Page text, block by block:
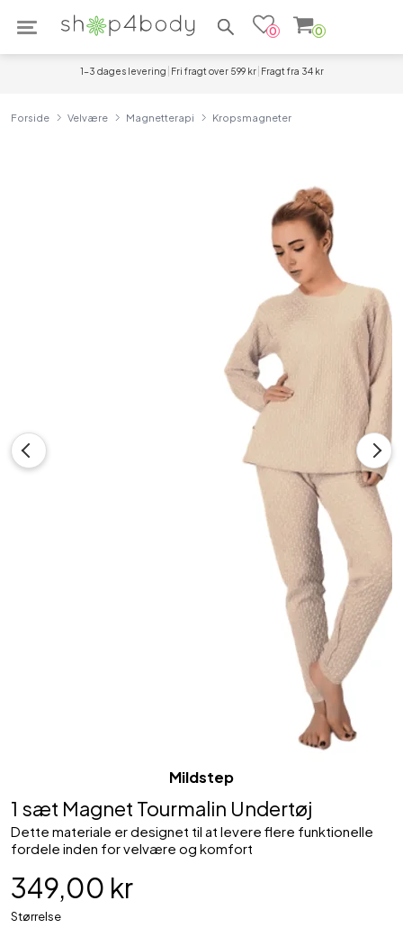
Søg efter produkter
0 0
1-3 dages levering Fri fragt over 599 kr Fragt fra 34 kr
Forside Velvære Magnetterapi Kropsmagneter
Mildstep
1 sæt Magnet Tourmalin Undertøj
Dette materiale er designet til at levere flere funktionelle
fordele inden for velvære og komfort
349,00 kr
Størrelse